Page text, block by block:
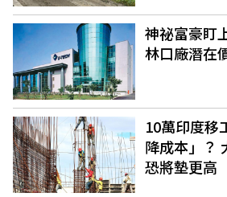
神祕富豪盯
林口廠潛在
10萬印度移
降成本」？
恐將墊更高